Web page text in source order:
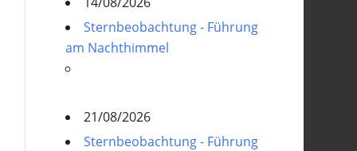
Sternbeobachtung - Führung
am Nachthimmel
21/08/2026
Sternbeobachtung - Führung